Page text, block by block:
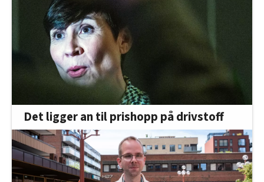
Det ligger an til prishopp på drivstoff